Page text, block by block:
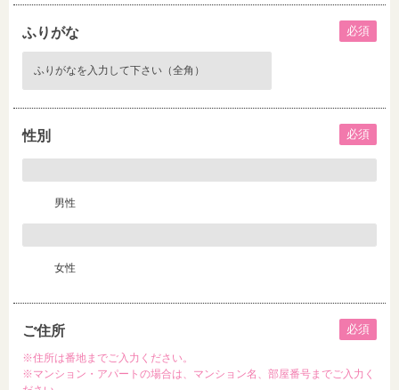
ふりがな 必須
性別 必須
男性
女性
ご住所 必須
※住所は番地までご入力ください。
※マンション・アパートの場合は、マンション名、部屋番号までご入力く